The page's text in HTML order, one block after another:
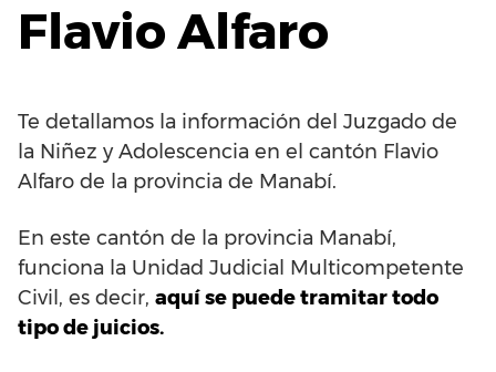
Flavio Alfaro
Te detallamos la información del Juzgado de
la Niñez y Adolescencia en el cantón Flavio
Alfaro de la provincia de Manabí.
En este cantón de la provincia Manabí,
funciona la Unidad Judicial Multicompetente
Civil, es decir, aquí se puede tramitar todo
tipo de juicios.